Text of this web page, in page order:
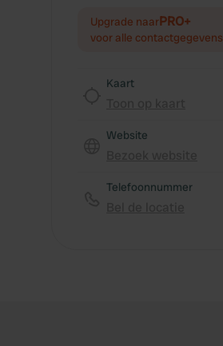
Upgrade naarPRO+
voor alle contactgegevens
Kaart
Website
Telefoonnummer